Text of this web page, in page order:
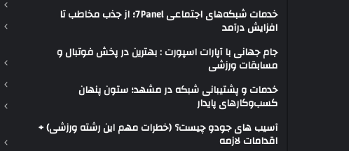
خدمات شبکه‌های اجتماعی 7Panel؛ از جذب مخاطب تا
افزایش درآمد
جام جهانی با آپارات اسپورت : بهترین در پخش فوتبال و
مسابقات ورزشی
خدمات و پشتیبانی شبکه در مشهد؛ ستون پنهان
کسب‌وکارهای پایدار
آسیب های جودو چیست؟ (خطرات مهم این رشته ورزشی) +
اقدامات لازمه